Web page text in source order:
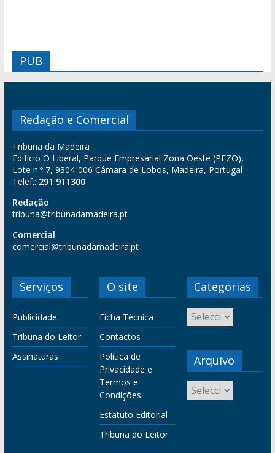
PUB
Redação e Comercial
Tribuna da Madeira
Edifício O Liberal, Parque Empresarial Zona Oeste (PEZO),
Lote n.º 7, 9304-006 Câmara de Lobos, Madeira, Portugal
Telef.: 291 911300
Redação
tribuna@tribunadamadeira.pt
Comercial
comercial@tribunadamadeira.pt
Serviços
Publicidade
Tribuna do Leitor
Assinaturas
O site
Ficha Técnica
Contactos
Política de
Privacidade e
Termos e
Condições
Estatuto Editorial
Tribuna do Leitor
Categorias
Arquivo